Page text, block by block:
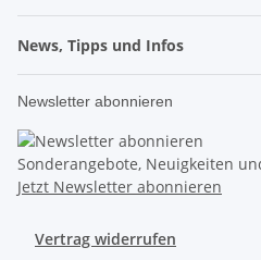
News, Tipps und Infos
Newsletter abonnieren
Sonderangebote, Neuigkeiten
Jetzt Newsletter abonnieren
Vertrag widerrufen